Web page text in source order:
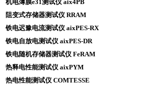
机电薄膜e31测试仪 aix4PB
阻变式存储器测试仪 RRAM
铁电迟豫电流测试仪 aixPES-RX
铁电自放电测试仪 aixPES-DR
铁电随机存储器测试仪 FeRAM
热释电性能测试仪 aixPYM
热电性能测试仪 COMTESSE